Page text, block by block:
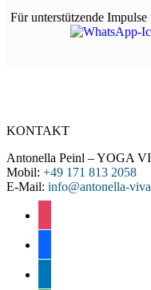
Für unterstützende
KONTAKT
Antonella Peinl – YOGA
Mobil: +49 171 813 2058
E-Mail: info@antonella-